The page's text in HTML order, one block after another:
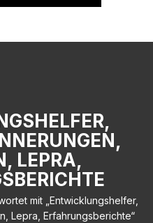
LEPRA,
mit „Entwicklungshelfer,
Lepra, Erfahrungsberichte“